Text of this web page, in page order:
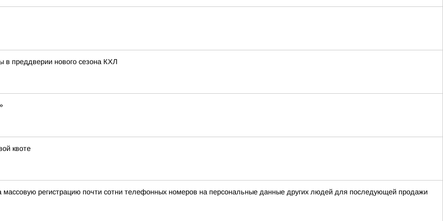
в преддверии нового сезона КХЛ
квоте
регистрацию почти сотни телефонных номеров на персональные данные других людей для последующей продажи